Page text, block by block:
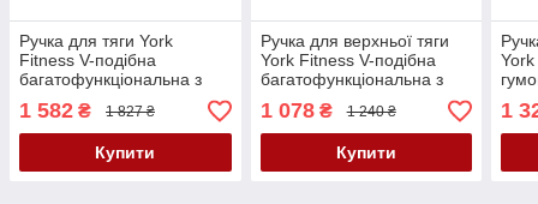
Ручка для тяги York
Fitness V-подібна
багатофункціональна з
гумовими рукоятками,
хром
1 582 ₴ 1 827 ₴
Купити
Ручка для верхньої тяги
York Fitness V-подібна
багатофункціональна з
гумовими наконечниками,
хром
1 078₴ 1 240 ₴
Купити
1